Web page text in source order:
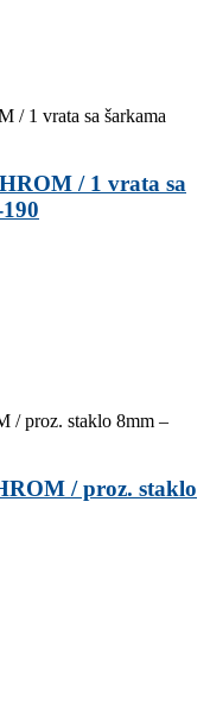
/ 1 vrata sa
/ proz. staklo